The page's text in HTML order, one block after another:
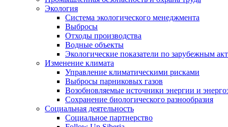
Экология
Система экологического менеджмента
Выбросы
Отходы производства
Водные объекты
Экологические показатели по зарубежным
Изменение климата
Управление климатическими рисками
Выбросы парниковых газов
Возобновляемые источники энергии и
Сохранение биологического разнообразия
Социальная деятельность
Социальное партнерство